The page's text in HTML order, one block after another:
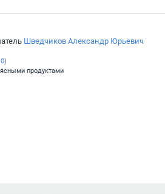
Шведчиков Александр Юрьевич
)
продуктами